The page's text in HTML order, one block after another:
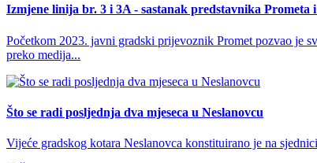
Izmjene linija br. 3 i 3A - sastanak predstavnika Prometa
Početkom 2023. javni gradski prijevoznik Promet pozvao je
preko medija...
Što se radi posljednja dva mjeseca u Neslanovcu
Vijeće gradskog kotara Neslanovca konstituirano je na